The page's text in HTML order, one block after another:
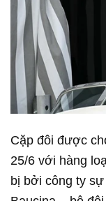
Cặp đôi được
25/6 với hàng
bị bởi công ty